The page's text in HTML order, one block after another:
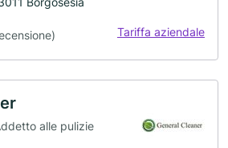
Tariffa aziendale
alle pulizie